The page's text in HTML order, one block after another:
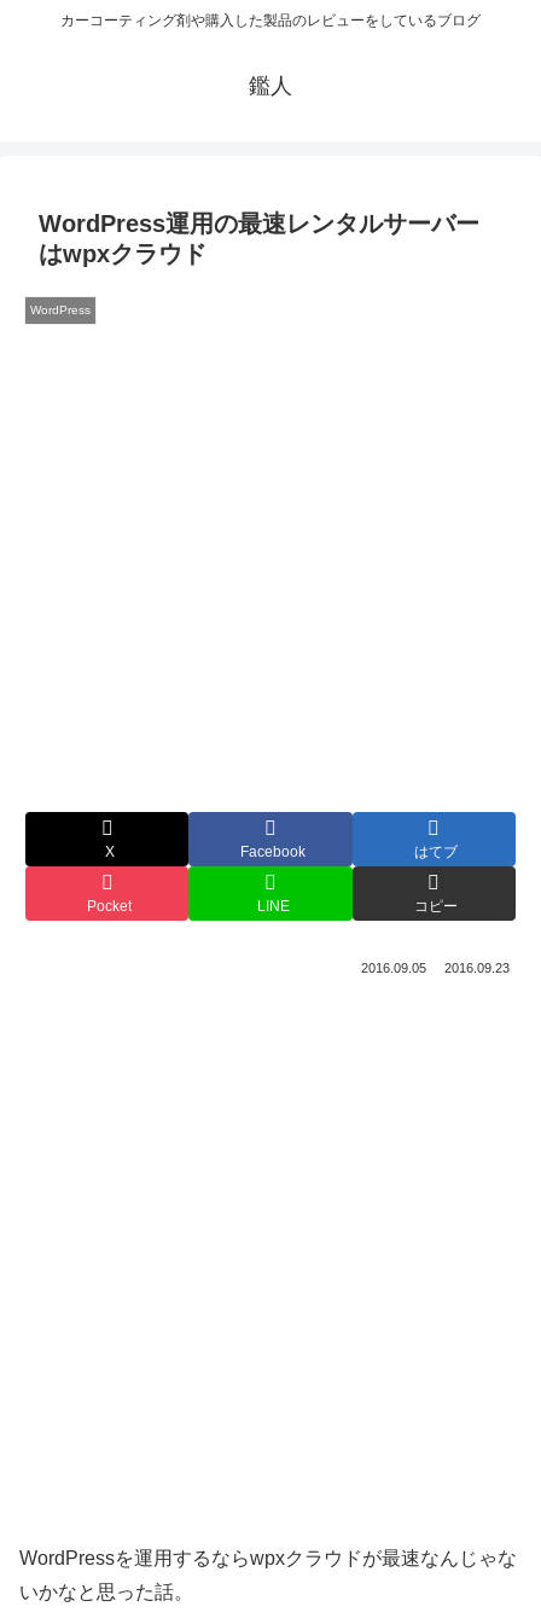
カーコーティング剤や購入した製品のレビューをしているブログ
鑑人
WordPress運用の最速レンタルサーバー
はwpxクラウド
WordPress
X Facebook はてブ
Pocket LINE コピー
2016.09.05 2016.09.23
WordPressを運用するならwpxクラウドが最速なんじゃな
いかなと思った話。